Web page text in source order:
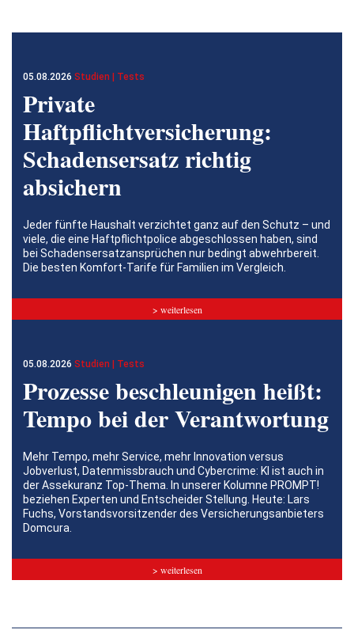
05.08.2026 Studien | Tests
Private
Haftpflichtversicherung:
Schadensersatz richtig
absichern
Jeder fünfte Haushalt verzichtet ganz auf den Schutz – und
viele, die eine Haftpflichtpolice abgeschlossen haben, sind
bei Schadensersatzansprüchen nur bedingt abwehrbereit.
Die besten Komfort-Tarife für Familien im Vergleich.
> weiterlesen
05.08.2026 Studien | Tests
Prozesse beschleunigen heißt:
Tempo bei der Verantwortung
Mehr Tempo, mehr Service, mehr Innovation versus
Jobverlust, Datenmissbrauch und Cybercrime: KI ist auch in
der Assekuranz Top-Thema. In unserer Kolumne PROMPT!
beziehen Experten und Entscheider Stellung. Heute: Lars
Fuchs, Vorstandsvorsitzender des Versicherungsanbieters
Domcura.
> weiterlesen